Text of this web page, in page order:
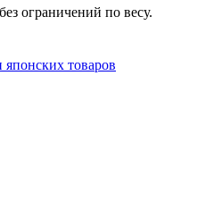
ограничений по весу.